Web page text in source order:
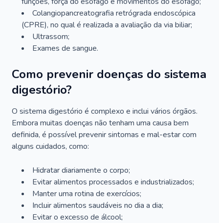
Colangiopancreatografia retrógrada endoscópica
(CPRE), no qual é realizada a avaliação da via biliar;
Ultrassom;
Exames de sangue.
Como prevenir doenças do sistema
digestório?
O sistema digestório é complexo e inclui vários órgãos.
Embora muitas doenças não tenham uma causa bem
definida, é possível prevenir sintomas e mal-estar com
alguns cuidados, como:
Hidratar diariamente o corpo;
Evitar alimentos processados e industrializados;
Manter uma rotina de exercícios;
Incluir alimentos saudáveis no dia a dia;
Evitar o excesso de álcool;